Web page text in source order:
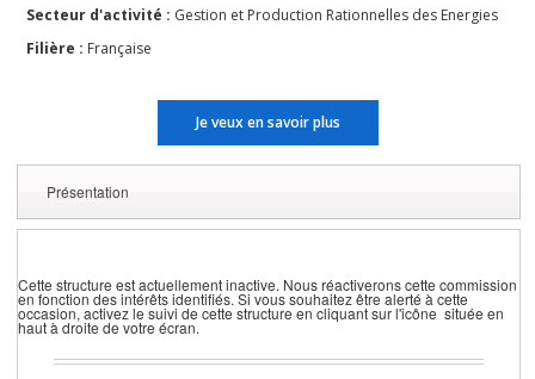
Secteur d'activité : Gestion et Production Rationnelles des Energies
Filière : Française
Je veux en savoir plus
Présentation
Cette structure est actuellement inactive. Nous réactiverons cette commission
en fonction des intérêts identifiés. Si vous souhaitez être alerté à cette
occasion, activez le suivi de cette structure en cliquant sur l'icône située en
haut à droite de votre écran.